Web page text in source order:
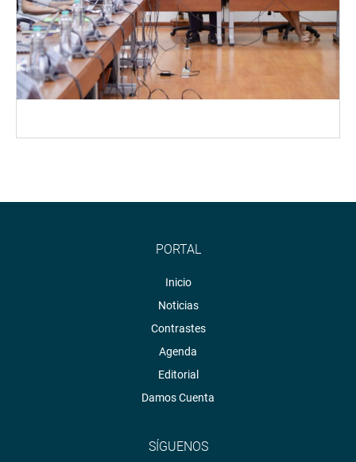
PORTAL
Inicio
Noticias
Contrastes
Agenda
Editorial
Damos Cuenta
SÍGUENOS